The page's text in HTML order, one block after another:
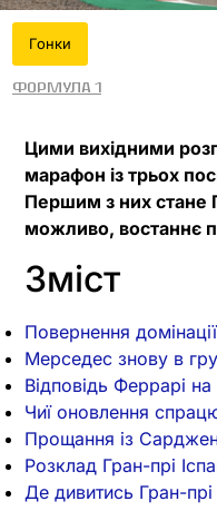
Гонки
Формула 1
Цими вихідними
марафон із трьох
Першим з них стане
можливо, востаннє
Зміст
Повернення
Мерседес знову в
Відповідь Феррарі
Чиї оновлення
Прощання із
Розклад Гран-прі
Де дивитись Гран-прі